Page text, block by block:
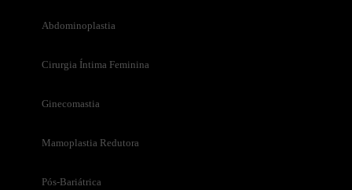
Abdominoplastia
Cirurgia Íntima Feminina
Ginecomastia
Mamoplastia Redutora
Pós-Bariátrica